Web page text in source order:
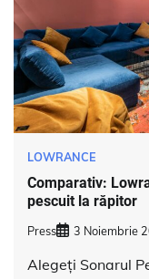
LOWRANCE
Comparativ:
pescuit la răpitor
Press 3 Noiembrie
Alegeți Sonarul